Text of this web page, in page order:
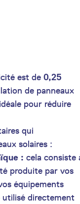
est de 0,25
de panneaux
pour réduire
qui
solaires :
: cela consiste
produite par vos
équipements
directement